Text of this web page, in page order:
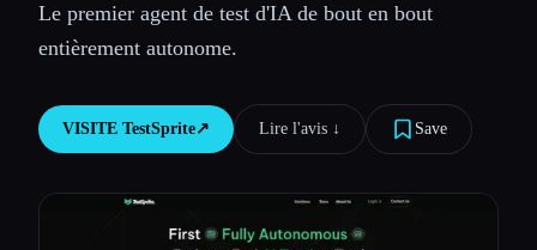
🎓Étudiants 🎬 Créateurs
Blog
Comparer les outils
Le premier agent de test d'IA de bout en bout
entièrement autonome.
VISITE TestSprite↗︎ Lire l'avis ↓︎ Save